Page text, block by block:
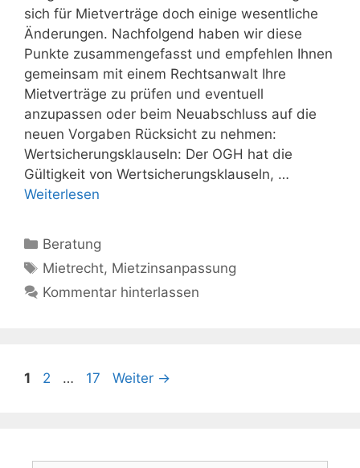
sich für Mietverträge doch einige wesentliche
Änderungen. Nachfolgend haben wir diese
Punkte zusammengefasst und empfehlen Ihnen
gemeinsam mit einem Rechtsanwalt Ihre
Mietverträge zu prüfen und eventuell
anzupassen oder beim Neuabschluss auf die
neuen Vorgaben Rücksicht zu nehmen:
Wertsicherungsklauseln: Der OGH hat die
Gültigkeit von Wertsicherungsklauseln, …
Weiterlesen
Kategorien
Beratung
Schlagwörter
Mietrecht, Mietzinsanpassung
Kommentar hinterlassen
Seite
1 Seite
2 … Seite
17 Weiter →